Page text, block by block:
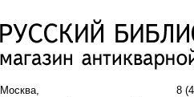
Москва,
8